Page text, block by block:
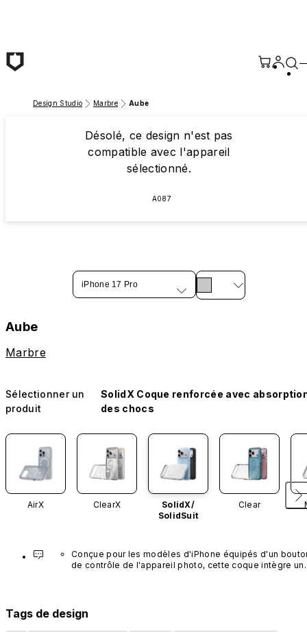
Design Studio Marbre Aube
Désolé, ce design n'est pas
compatible avec l'appareil
sélectionné.
A087
iPhone 17 Pro
Aube
Marbre
Sélectionner un
produit
SolidX Coque renforcée avec
des chocs
AirX ClearX
SolidX/
SolidSuit
Clear
Conçue pour les modèles d'iPhone équipés d'un
de contrôle de l'appareil photo, cette coque intègre un
Tags de design